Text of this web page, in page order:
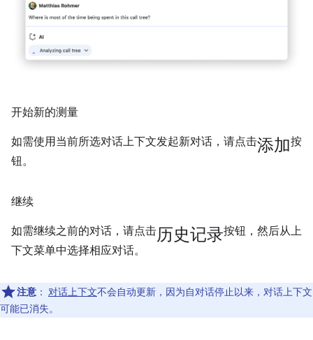
开始新的测量
如需使用当前所选对话上下文发起新对话，请点击添加按
钮。
继续
如需继续之前的对话，请点击历史记录按钮，然后从上
下文菜单中选择相应对话。
注意 ： 对话上下文不会自动更新，因为自对话停止以来，对话上下文
可能已消失。